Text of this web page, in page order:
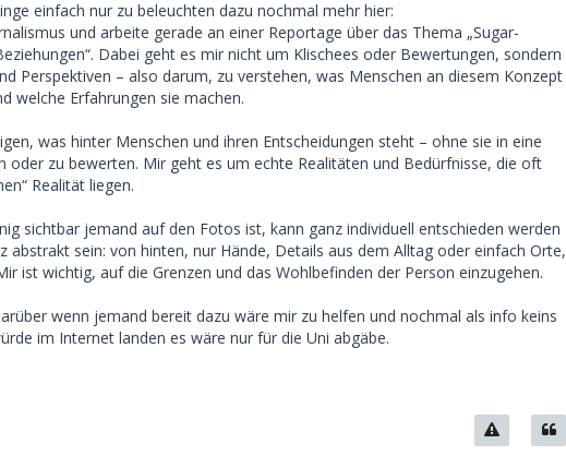
einfach nur zu beleuchten dazu nochmal mehr hier:
und arbeite gerade an einer Reportage über das Thema „Sugar-
Dabei geht es mir nicht um Klischees oder Bewertungen, sondern
Perspektiven – also darum, zu verstehen, was Menschen an diesem Konzept
welche Erfahrungen sie machen.
was hinter Menschen und ihren Entscheidungen steht – ohne sie in eine
oder zu bewerten. Mir geht es um echte Realitäten und Bedürfnisse, die oft
Realität liegen.
sichtbar jemand auf den Fotos ist, kann ganz individuell entschieden werden
abstrakt sein: von hinten, nur Hände, Details aus dem Alltag oder einfach Orte,
ist wichtig, auf die Grenzen und das Wohlbefinden der Person einzugehen.
wenn jemand bereit dazu wäre mir zu helfen und nochmal als info keins
im Internet landen es wäre nur für die Uni abgäbe.